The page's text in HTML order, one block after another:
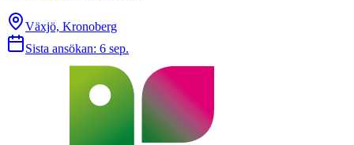
Växjö, Kronoberg
Sista ansökan: 6 sep.